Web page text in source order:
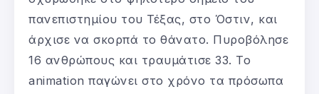
πανεπιστημίου του Τέξας, στο Όστιν, και
άρχισε να σκορπά το θάνατο. Πυροβόλησε
16 ανθρώπους και τραυμάτισε 33. Το
animation παγώνει στο χρόνο τα πρόσωπα